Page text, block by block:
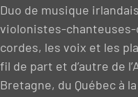
Duo de musique
violonistes-
cordes, les voix et les
fil de part et d’autre de
Bretagne, du Québec à